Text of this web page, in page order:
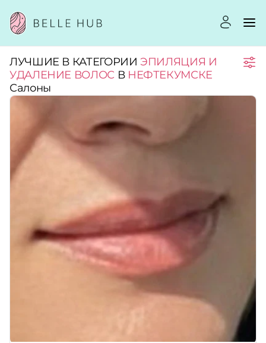
Город:
Услуги:
Стоимость услуг:
Принимает сертификаты
ЛУЧШИЕ В КАТЕГОРИИ ЭПИЛЯЦИЯ И
УДАЛЕНИЕ ВОЛОС В НЕФТЕКУМСКЕ
Салоны